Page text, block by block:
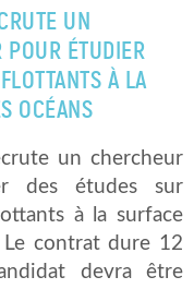
[…]
UN
POUR ÉTUDIER
À LA
OCÉANS
un chercheur
des études sur
à la surface
Le contrat dure 12
devra être